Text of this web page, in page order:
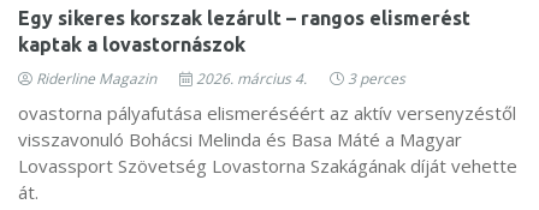
Egy sikeres korszak lezárult – rangos elismerést
kaptak a lovastornászok
Riderline Magazin 2026. március 4. 3 perces
ovastorna pályafutása elismeréséért az aktív versenyzéstől
visszavonuló Bohácsi Melinda és Basa Máté a Magyar
Lovassport Szövetség Lovastorna Szakágának díját vehette
át.